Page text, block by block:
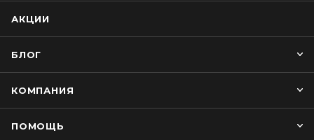
АКЦИИ
БЛОГ
КОМПАНИЯ
ПОМОЩЬ